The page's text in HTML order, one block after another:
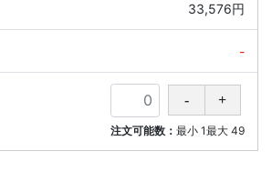
33,576円
-
注文可能数： 最小 1最大 49